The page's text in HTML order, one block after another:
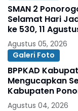
SMAN 2
Selamat Hari
ke 530, 11
Agustus 05, 2026
Galeri Foto
BPPKAD
Mengucapkan
Kabupaten
1496 - 11 Agustus
Agustus 04, 2026